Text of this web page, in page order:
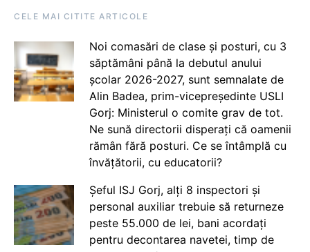
CELE MAI CITITE ARTICOLE
Noi comasări de clase și posturi, cu 3
săptămâni până la debutul anului
școlar 2026-2027, sunt semnalate de
Alin Badea, prim-vicepreședinte USLI
Gorj: Ministerul o comite grav de tot.
Ne sună directorii disperați că oamenii
rămân fără posturi. Ce se întâmplă cu
învățătorii, cu educatorii?
Șeful ISJ Gorj, alți 8 inspectori și
personal auxiliar trebuie să returneze
peste 55.000 de lei, bani acordați
pentru decontarea navetei, timp de